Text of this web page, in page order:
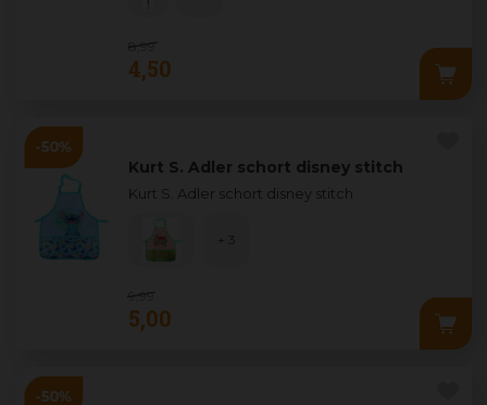
8 99
4,50
Kurt S. Adler schort disney stitch
Kurt S. Adler schort disney stitch
9 99
5,00
+ 3